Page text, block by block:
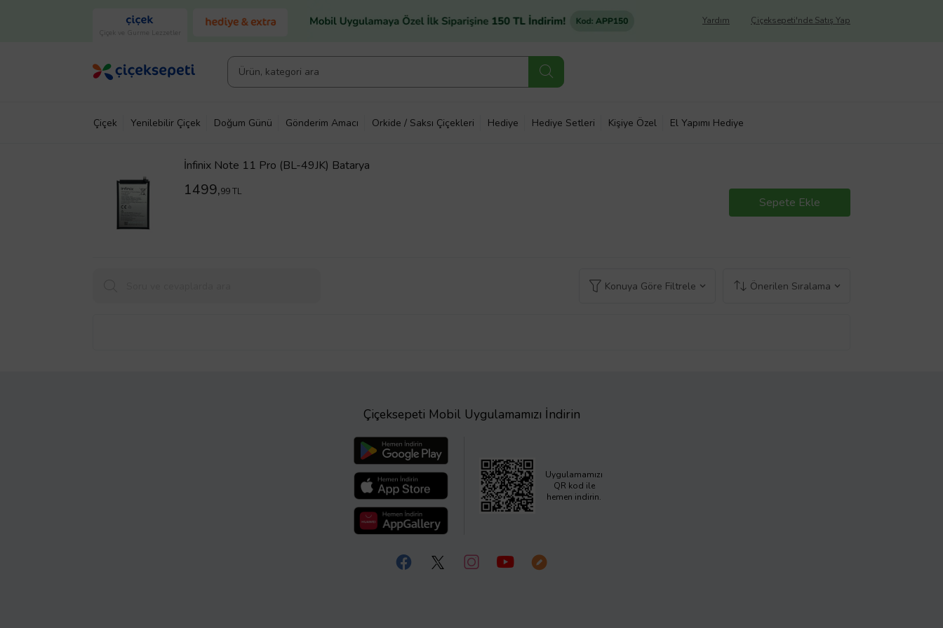
Çiçek ve Gurme Lezzetler
Çiçeksepeti'nde Satış Yap
Yardım
Çiçek Yenilebilir Çiçek Doğum Günü Gönderim Amacı Orkide / Saksı Çiçekleri Hediye Hediye Setleri Kişiye Özel El Yapımı Hediye
İnfinix Note 11 Pro (BL-49JK) Batarya
1499,99 TL
Sepete Ekle
Konuya Göre Filtrele Önerilen Sıralama
Çiçeksepeti Mobil Uygulamamızı İndirin
Uygulamamızı
QR kod ile
hemen indirin.